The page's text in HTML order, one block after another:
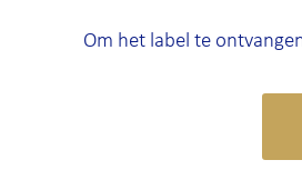
Om het label te